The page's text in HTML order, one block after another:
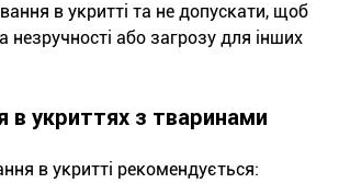
в укритті та не допускати, щоб
незручності або загрозу для інших
в укриттях з тваринами
в укритті рекомендується: